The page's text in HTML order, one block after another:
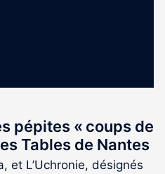
pépites « coups de
Tables de Nantes
et L’Uchronie, désignés